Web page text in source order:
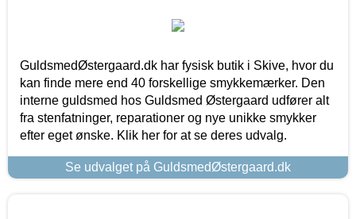
GuldsmedØstergaard.dk har fysisk butik i Skive, hvor du
kan finde mere end 40 forskellige smykkemærker. Den
interne guldsmed hos Guldsmed Østergaard udfører alt
fra stenfatninger, reparationer og nye unikke smykker
efter eget ønske. Klik her for at se deres udvalg.
Se udvalget på GuldsmedØstergaard.dk